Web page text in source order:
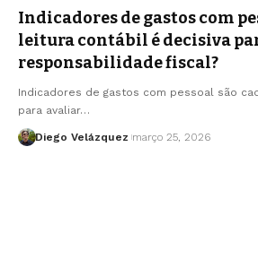
Indicadores de gastos com
leitura contábil é decisiva
responsabilidade fiscal?
Indicadores de gastos com pessoal são
para avaliar…
Diego Velázquez março 25, 2026